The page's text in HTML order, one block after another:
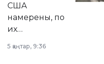
США
намерены, по
их
принести
5 қаңтар, 9:36